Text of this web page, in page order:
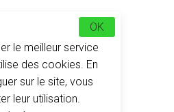
2026 -Tunetoo
le meilleur service
des cookies. En
sur le site, vous
leur utilisation.
OK